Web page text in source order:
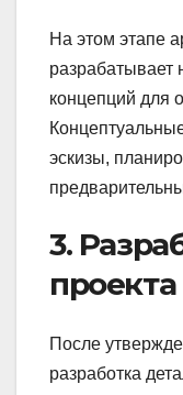
На этом этапе
разрабатывает
концепций для
эскизы,
3.
проекта
После
разработка